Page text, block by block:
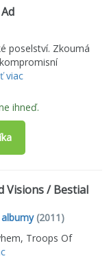
poselství. Zkoumá
viac
ihneď.
Visions / Bestial
(2011)
Troops Of